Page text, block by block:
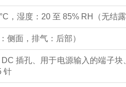
，湿度：20 至 85% RH（无结露
侧面，排气：后部）
插孔、用于电源输入的端子块
针